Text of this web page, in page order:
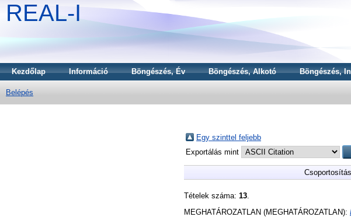
REAL-I
Kezdőlap Információ Böngészés, Év Böngészés, Alkotó Böngészés,
Belépés
Egy szinttel feljebb
Exportálás mint
Tételek száma: 13
MEGHATÁROZATLAN (MEGHATÁROZATLAN):